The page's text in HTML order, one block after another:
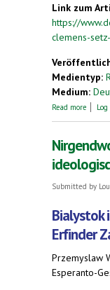
Link zum
https://
clemens-
Medientyp:
Medium:
Read more
Submitted by
Bialystok
Erfinder
Przemyslaw
Esperanto-